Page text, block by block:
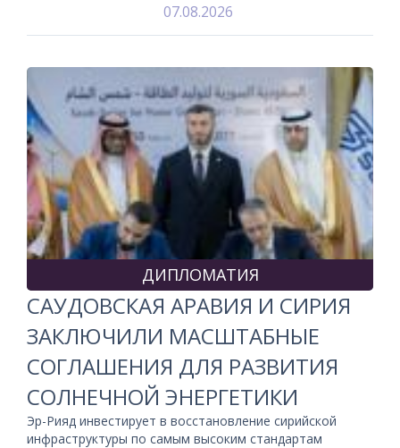
07.08.2026
ДИПЛОМАТИЯ
САУДОВСКАЯ АРАВИЯ И СИРИЯ
ЗАКЛЮЧИЛИ МАСШТАБНЫЕ
СОГЛАШЕНИЯ ДЛЯ РАЗВИТИЯ
СОЛНЕЧНОЙ ЭНЕРГЕТИКИ
Эр-Рияд инвестирует в восстановление сирийской
инфраструктуры по самым высоким стандартам